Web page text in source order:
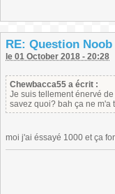
RE: Question Noob
le 01 October 2018 - 20:28
Chewbacca55 a écrit :
Je suis tellement énervé
savez quoi? bah ça ne m'a
moi j'ai éssayé 1000 et ça